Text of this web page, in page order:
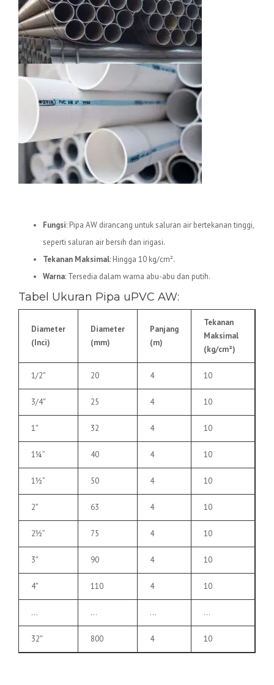
Fungsi: Pipa AW dirancang untuk saluran air bertekanan tinggi,
seperti saluran air bersih dan irigasi.
Tekanan Maksimal: Hingga 10 kg/cm².
Warna: Tersedia dalam warna abu-abu dan putih.
Tabel Ukuran Pipa uPVC AW:
Diameter
(Inci)
Diameter
(mm)
Panjang
(m)
Tekanan
Maksimal
(kg/cm²)
1/2″ 20 4 10
3/4″ 25 4 10
1″ 32 4 10
1¼” 40 4 10
1½” 50 4 10
2″ 63 4 10
2½” 75 4 10
3″ 90 4 10
4″ 110 4 10
… … … …
32″ 800 4 10